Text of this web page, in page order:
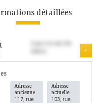
détaillées
+
Adresse
ancienne
117, rue
Adresse
actuelle
103, rue